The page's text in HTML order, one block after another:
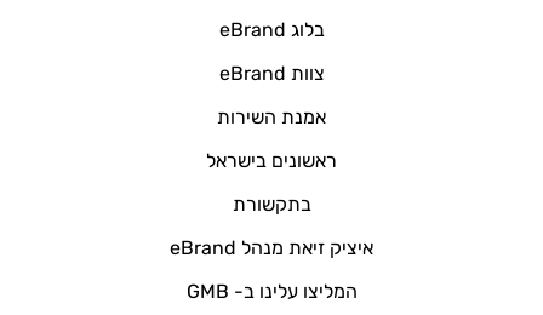
בלוג eBrand
צוות eBrand
אמנת השירות
ראשונים בישראל
בתקשורת
איציק זיאת מנהל eBrand
המליצו עלינו ב- GMB